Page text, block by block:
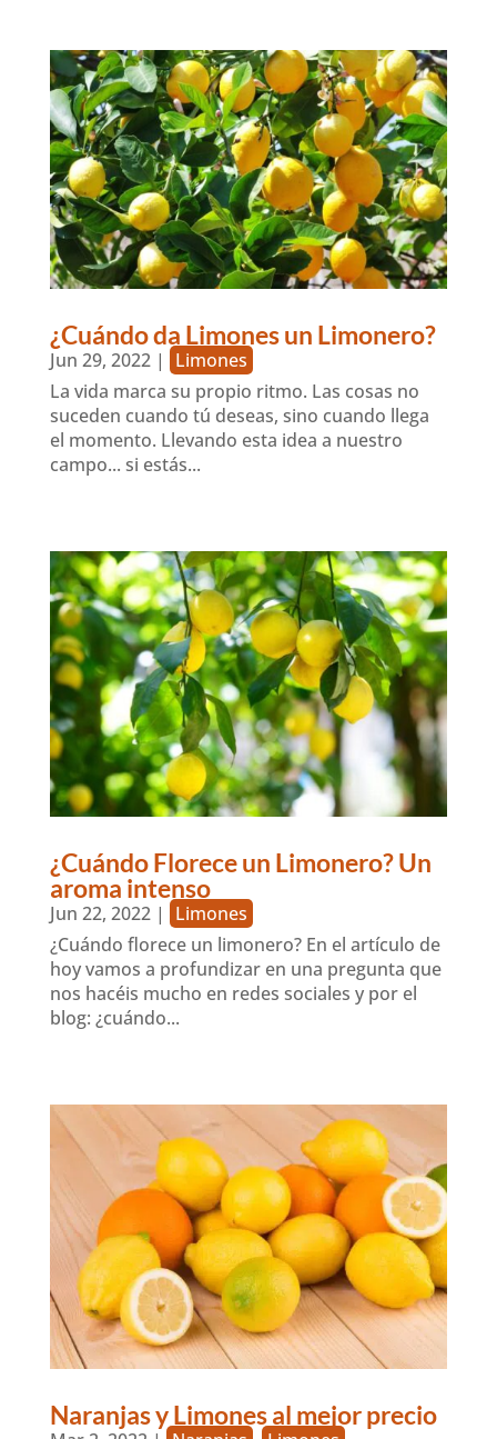
¿Cuándo da Limones un Limonero?
Jun 29, 2022|
Limones
La vida marca su propio ritmo. Las cosas no
suceden cuando tú deseas, sino cuando llega
el momento. Llevando esta idea a nuestro
campo... si estás...
¿Cuándo Florece un Limonero? Un
aroma intenso
Jun 22, 2022|
Limones
¿Cuándo florece un limonero? En el artículo de
hoy vamos a profundizar en una pregunta que
nos hacéis mucho en redes sociales y por el
blog: ¿cuándo...
Naranjas y Limones al mejor precio